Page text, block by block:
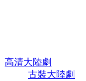
高清大陸劇
古裝大陸劇